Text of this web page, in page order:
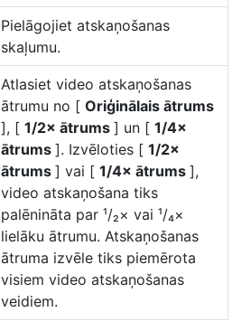
Pielāgojiet atskaņošanas
skaļumu.
Atlasiet video atskaņošanas
ātrumu no [ Oriģinālais ātrums
], [ 1/2× ātrums ] un [ 1/4×
ātrums ]. Izvēloties [ 1/2×
ātrums ] vai [ 1/4× ātrums ],
video atskaņošana tiks
palēnināta par ¹/₂× vai ¹/₄×
lielāku ātrumu. Atskaņošanas
ātruma izvēle tiks piemērota
visiem video atskaņošanas
veidiem.